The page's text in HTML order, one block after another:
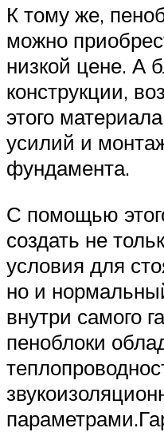
К тому же,
можно
низкой цене. А
конструкции,
этого
усилий и
фундамента.
С помощью
создать не
условия для
но и
внутри самого
пеноблоки